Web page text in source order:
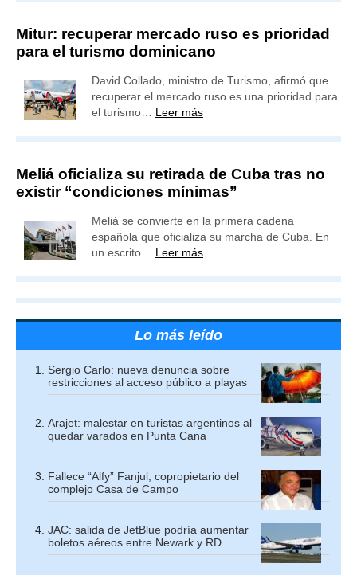
Mitur: recuperar mercado ruso es prioridad
para el turismo dominicano
David Collado, ministro de Turismo, afirmó que
recuperar el mercado ruso es una prioridad para
el turismo… Leer más
Meliá oficializa su retirada de Cuba tras no
existir “condiciones mínimas”
Meliá se convierte en la primera cadena
española que oficializa su marcha de Cuba. En
un escrito… Leer más
Lo más leído
Sergio Carlo: nueva denuncia sobre
restricciones al acceso público a playas
Arajet: malestar en turistas argentinos al
quedar varados en Punta Cana
Fallece “Alfy” Fanjul, copropietario del
complejo Casa de Campo
JAC: salida de JetBlue podría aumentar
boletos aéreos entre Newark y RD